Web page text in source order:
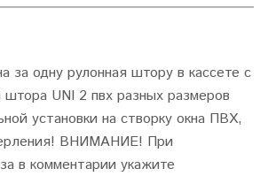
за одну рулонная штору в кассете с
штора UNI 2 пвх разных размеров
установки на створку окна ПВХ,
ВНИМАНИЕ! При
в комментарии укажите